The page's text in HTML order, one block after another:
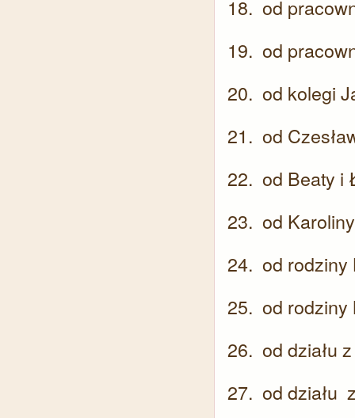
od
od
od kolegi
od
od Beaty i
od
od
od rodziny
od działu
od działu